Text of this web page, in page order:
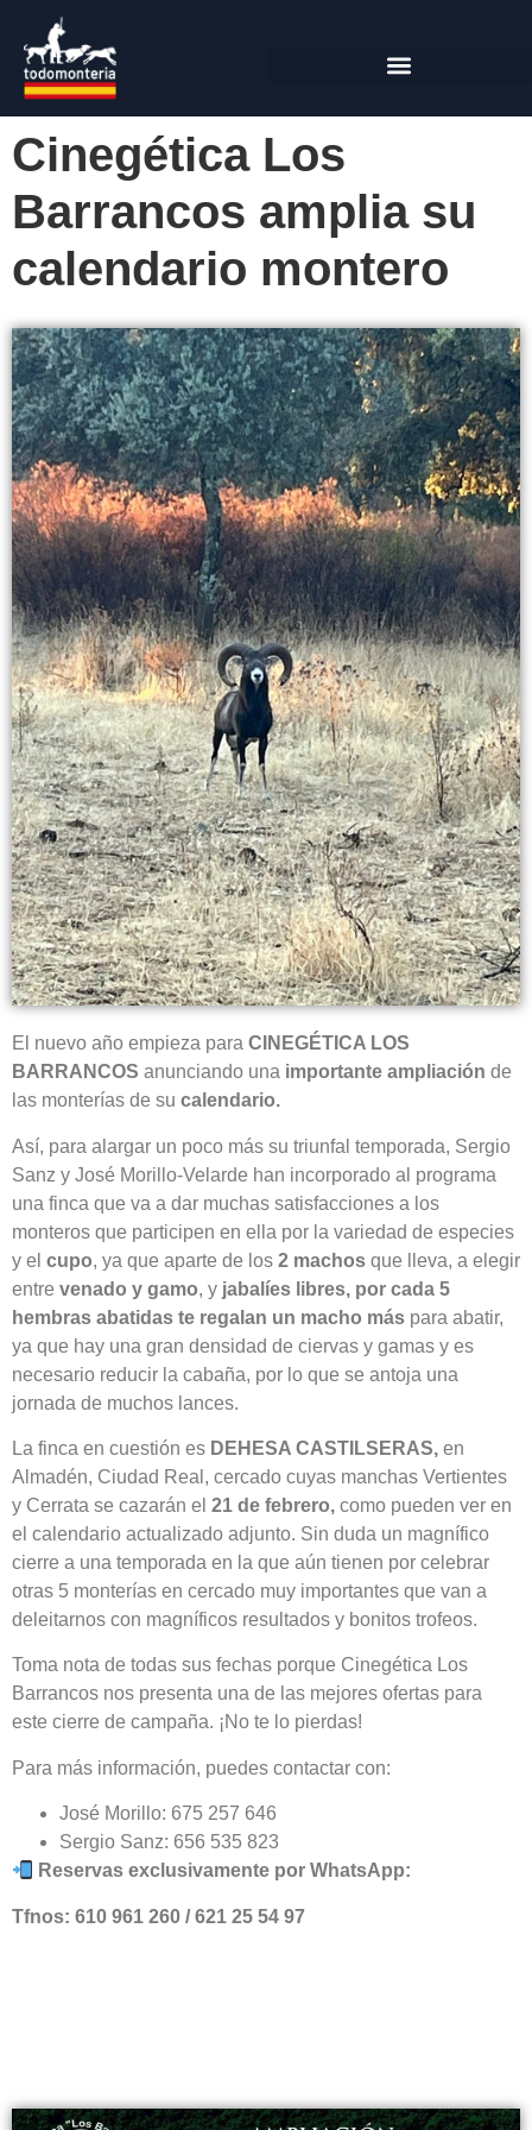
Cinegética Los
Barrancos amplia su
calendario montero
El nuevo año empieza para CINEGÉTICA LOS
BARRANCOS anunciando una importante ampliación de
las monterías de su calendario.
Así, para alargar un poco más su triunfal temporada, Sergio
Sanz y José Morillo-Velarde han incorporado al programa
una finca que va a dar muchas satisfacciones a los
monteros que participen en ella por la variedad de especies
y el cupo, ya que aparte de los 2 machos que lleva, a elegir
entre venado y gamo, y jabalíes libres, por cada 5
hembras abatidas te regalan un macho más para abatir,
ya que hay una gran densidad de ciervas y gamas y es
necesario reducir la cabaña, por lo que se antoja una
jornada de muchos lances.
La finca en cuestión es DEHESA CASTILSERAS, en
Almadén, Ciudad Real, cercado cuyas manchas Vertientes
y Cerrata se cazarán el 21 de febrero, como pueden ver en
el calendario actualizado adjunto. Sin duda un magnífico
cierre a una temporada en la que aún tienen por celebrar
otras 5 monterías en cercado muy importantes que van a
deleitarnos con magníficos resultados y bonitos trofeos.
Toma nota de todas sus fechas porque Cinegética Los
Barrancos nos presenta una de las mejores ofertas para
este cierre de campaña. ¡No te lo pierdas!
Para más información, puedes contactar con:
José Morillo: 675 257 646
Sergio Sanz: 656 535 823
Reservas exclusivamente por WhatsApp:
Tfnos: 610 961 260 / 621 25 54 97